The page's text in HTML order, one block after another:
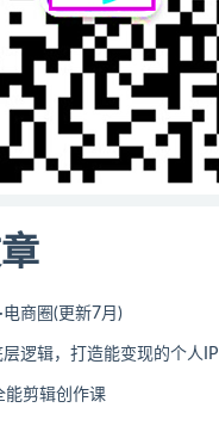
电商圈(更新7月)
逻辑，打造能变现的个人IP
能剪辑创作课